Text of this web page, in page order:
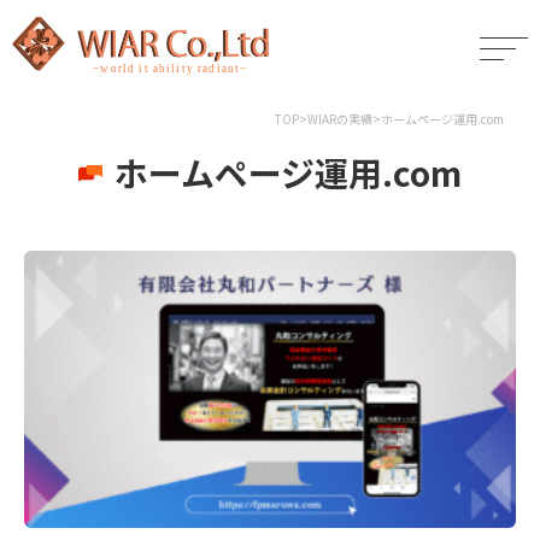
TOP>WIARの実績>ホームページ運用.com
ホームページ運用.com